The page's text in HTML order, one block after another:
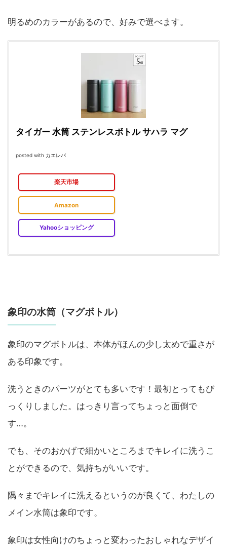
明るめのカラーがあるので、好みで選べます。
タイガー 水筒 ステンレスボトル サハラ マグ
posted with カエレバ
楽天市場
Amazon
Yahooショッピング
象印の水筒（マグボトル）
象印のマグボトルは、本体がほんの少し太めで重さが
ある印象です。
洗うときのパーツがとても多いです！最初とってもび
っくりしました。はっきり言ってちょっと面倒で
す…。
でも、そのおかげで細かいところまでキレイに洗うこ
とができるので、気持ちがいいです。
隅々までキレイに洗えるというのが良くて、わたしの
メイン水筒は象印です。
象印は女性向けのちょっと変わったおしゃれなデザイ